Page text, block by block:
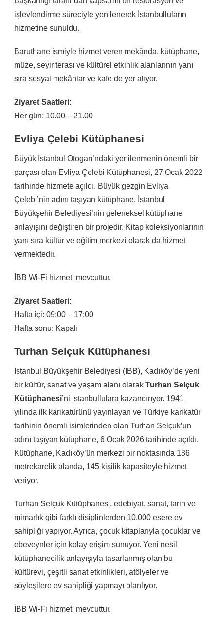
işlevlendirme süreciyle yenilenerek İstanbulluların
hizmetine sunuldu.
Baruthane ismiyle hizmet veren mekânda, kütüphane,
müze, seyir terası ve kültürel etkinlik alanlarının yanı
sıra sosyal mekânlar ve kafe de yer alıyor.
Ziyaret Saatleri:
Her gün: 10.00 – 21.00
Evliya Çelebi Kütüphanesi
Büyük İstanbul Otogarı’ndaki yenilenmenin önemli bir
parçası olan Evliya Çelebi Kütüphanesi, 27 Ocak 2022
tarihinde hizmete açıldı. Büyük gezgin Evliya
Çelebi’nin adını taşıyan kütüphane, İstanbul
Büyükşehir Belediyesi’nin geleneksel kütüphane
anlayışını değiştiren bir projedir. Kitap koleksiyonlarının
yanı sıra kültür ve eğitim merkezi olarak da hizmet
vermektedir.
İBB Wi-Fi hizmeti mevcuttur.
Ziyaret Saatleri:
Hafta içi: 09:00 – 17:00
Hafta sonu: Kapalı
Turhan Selçuk Kütüphanesi
İstanbul Büyükşehir Belediyesi (İBB), Kadıköy’de yeni
bir kültür, sanat ve yaşam alanı olarak Turhan Selçuk
Kütüphanesi’ni İstanbullulara kazandırıyor. 1941
yılında ilk karikatürünü yayınlayan ve Türkiye karikatür
tarihinin önemli isimlerinden olan Turhan Selçuk’un
adını taşıyan kütüphane, 6 Ocak 2026 tarihinde açıldı.
Kütüphane, Kadıköy’ün merkezi bir noktasında 136
metrekarelik alanda, 145 kişilik kapasiteyle hizmet
veriyor.
Turhan Selçuk Kütüphanesi, edebiyat, sanat, tarih ve
mimarlık gibi farklı disiplinlerden 10.000 esere ev
sahipliği yapıyor. Ayrıca, çocuk kitaplarıyla çocuklar ve
ebeveynler için kolay erişim sunuyor. Yeni nesil
kütüphanecilik anlayışıyla tasarlanmış olan bu
kültürevi, çeşitli sanat etkinlikleri, atölyeler ve
söyleşilere ev sahipliği yapmayı planlıyor.
İBB Wi-Fi hizmeti mevcuttur.